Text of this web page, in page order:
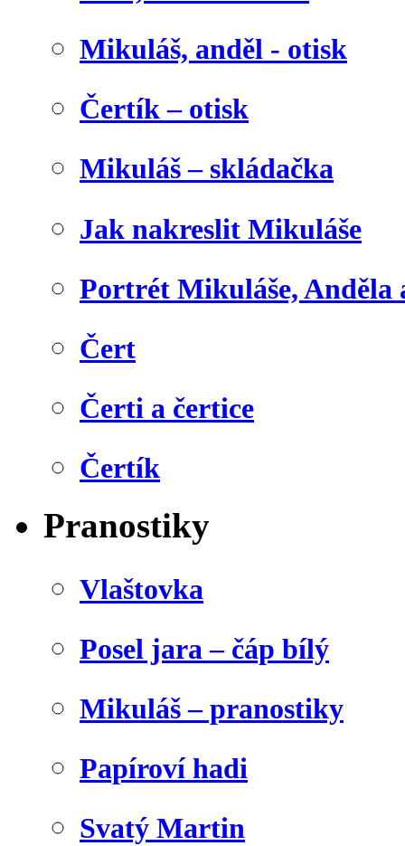
Mikuláš, anděl - otisk
Čertík – otisk
Mikuláš – skládačka
Jak nakreslit Mikuláše
Portrét Mikuláše, Anděla
Čert
Čerti a čertice
Čertík
Pranostiky
Vlaštovka
Posel jara – čáp bílý
Mikuláš – pranostiky
Papíroví hadi
Svatý Martin